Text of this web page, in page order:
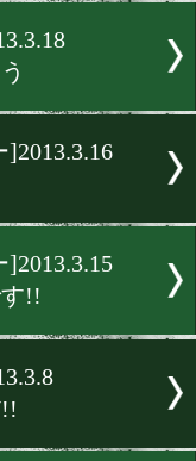
ュー
獲る!!
]2013.3.18
しょう